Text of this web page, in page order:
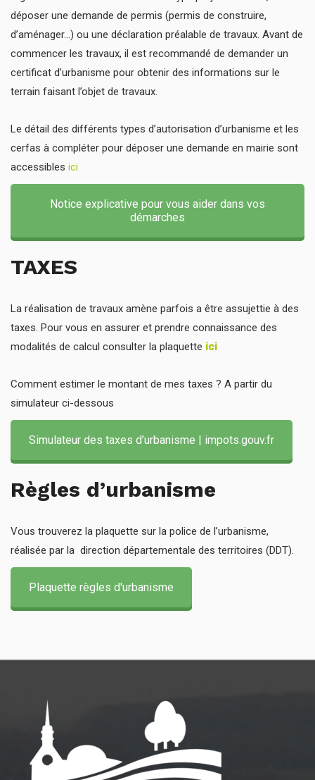
déposer une demande de permis (permis de construire,
d’aménager…) ou une déclaration préalable de travaux. Avant de
commencer les travaux, il est recommandé de demander un
certificat d’urbanisme pour obtenir des informations sur le
terrain faisant l’objet de travaux.
Le détail des différents types d’autorisation d’urbanisme et les
cerfas à compléter pour déposer une demande en mairie sont
accessibles ici
Notice explicative pour vous aider dans vos
démarches
TAXES
La réalisation de travaux amène parfois a être assujettie à des
taxes. Pour vous en assurer et prendre connaissance des
modalités de calcul consulter la plaquette ici
Comment estimer le montant de mes taxes ? A partir du
simulateur ci-dessous
Simulateur des taxes d’urbanisme | impots.gouv.fr
Règles d’urbanisme
Vous trouverez la plaquette sur la police de l’urbanisme,
réalisée par la direction départementale des territoires (DDT).
Plaquette règles d'urbanisme